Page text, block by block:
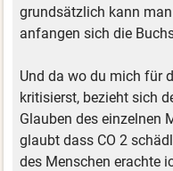
grundsätzlich kann
anfangen sich die
Und da wo du mich für
kritisierst, bezieht sich
Glauben des einzelnen
glaubt dass CO 2
des Menschen erachte